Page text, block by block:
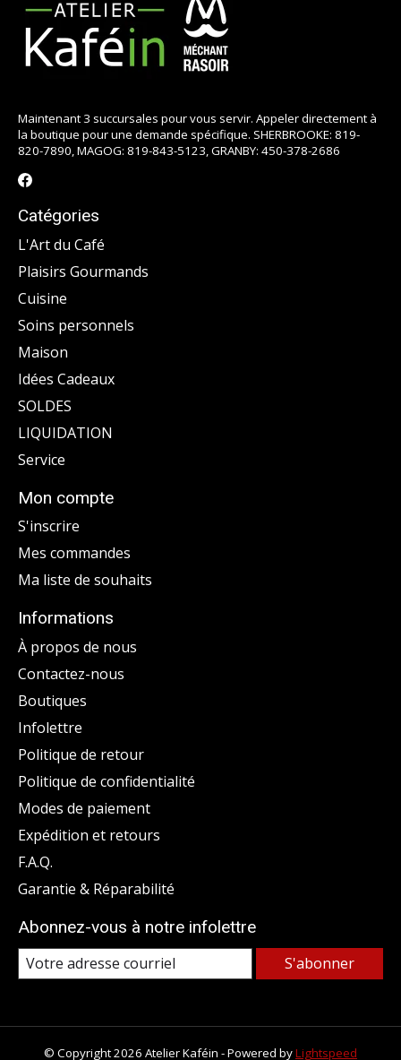
Maintenant 3 succursales pour vous servir. Appeler directement à
la boutique pour une demande spécifique. SHERBROOKE: 819-
820-7890, MAGOG: 819-843-5123, GRANBY: 450-378-2686
Catégories
L'Art du Café
Plaisirs Gourmands
Cuisine
Soins personnels
Maison
Idées Cadeaux
SOLDES
LIQUIDATION
Service
Mon compte
S'inscrire
Mes commandes
Ma liste de souhaits
Informations
À propos de nous
Contactez-nous
Boutiques
Infolettre
Politique de retour
Politique de confidentialité
Modes de paiement
Expédition et retours
F.A.Q.
Garantie & Réparabilité
Abonnez-vous à notre infolettre
S'abonner
© Copyright 2026 Atelier Kaféin - Powered byLightspeed